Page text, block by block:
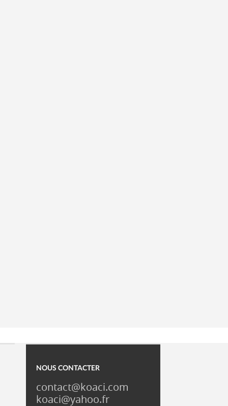
NOUS CONTACTER
contact@koaci.com
koaci@yahoo.fr